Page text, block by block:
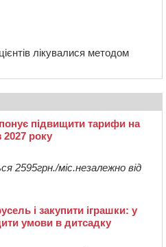
лікувалися методом
підвищити тарифи на
2027 року
2595грн./міс.незалежно від
і закупити іграшки: у
умови в дитсадку